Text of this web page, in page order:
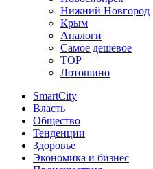
Нижний Новгород
Крым
Аналоги
Самое дешевое
TOP
Лотошино
SmartCity
Власть
Общество
Тенденции
Здоровье
Экономика и бизнес